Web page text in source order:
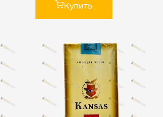
Купить